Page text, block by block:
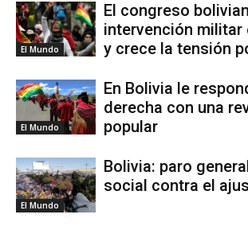
El Mundo
El congreso
intervención militar
y crece la tensión
El Mundo
En Bolivia le
derecha con una
popular
El Mundo
Bolivia: paro
social contra el